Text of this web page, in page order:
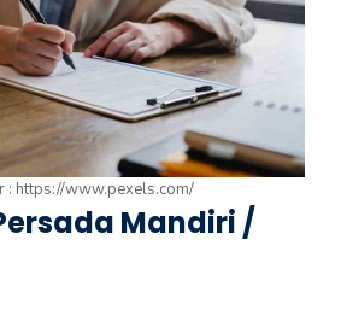
: https://www.pexels.com/
Mandiri /